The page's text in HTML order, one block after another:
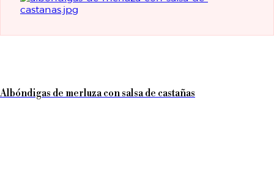
Albóndigas de merluza con salsa de castañas